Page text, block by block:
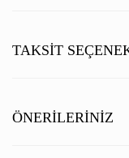
Bu
TAKSIT
ÖNERILERINIZ